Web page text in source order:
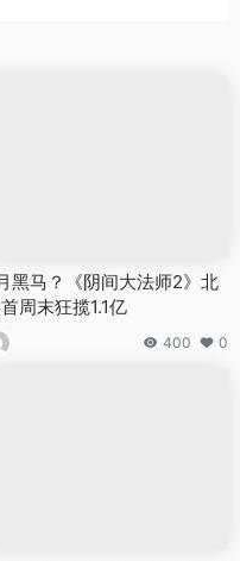
黑马？《阴间大法师2》北
周末狂揽1.1亿
400 0